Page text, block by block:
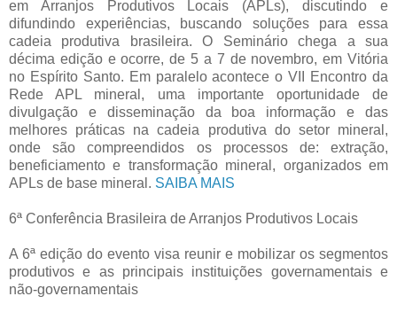
em Arranjos Produtivos Locais (APLs), discutindo e
difundindo experiências, buscando soluções para essa
cadeia produtiva brasileira. O Seminário chega a sua
décima edição e ocorre, de 5 a 7 de novembro, em Vitória
no Espírito Santo. Em paralelo acontece o VII Encontro da
Rede APL mineral, uma importante oportunidade de
divulgação e disseminação da boa informação e das
melhores práticas na cadeia produtiva do setor mineral,
onde são compreendidos os processos de: extração,
beneficiamento e transformação mineral, organizados em
APLs de base mineral. SAIBA MAIS
6ª Conferência Brasileira de Arranjos Produtivos Locais
A 6ª edição do evento visa reunir e mobilizar os segmentos
produtivos e as principais instituições governamentais e
não-governamentais